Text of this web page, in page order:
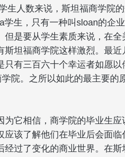
生人数来说，斯坦福商学院
生，只有一种叫sloan的企
是要从学生素质来说，在全
坦福商学院这样激烈。最近
有三百六十个幸运者如愿以
院。之所以如此的最主要的
它相信，商学院的毕业生应
该了解他们在毕业后会面临
过了变化的商业世界。在斯